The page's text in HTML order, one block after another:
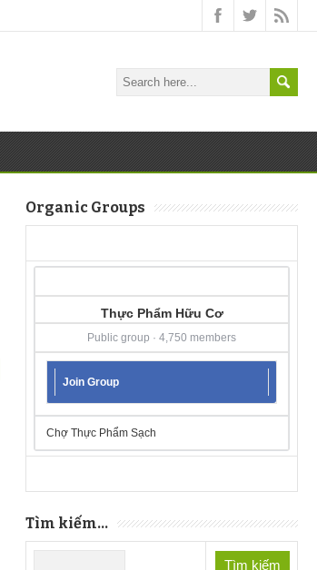
Organic Groups
Thực Phẩm Hữu Cơ
Public group · 4,750 members
Join Group
Chợ Thực Phẩm Sạch
Tìm kiếm...